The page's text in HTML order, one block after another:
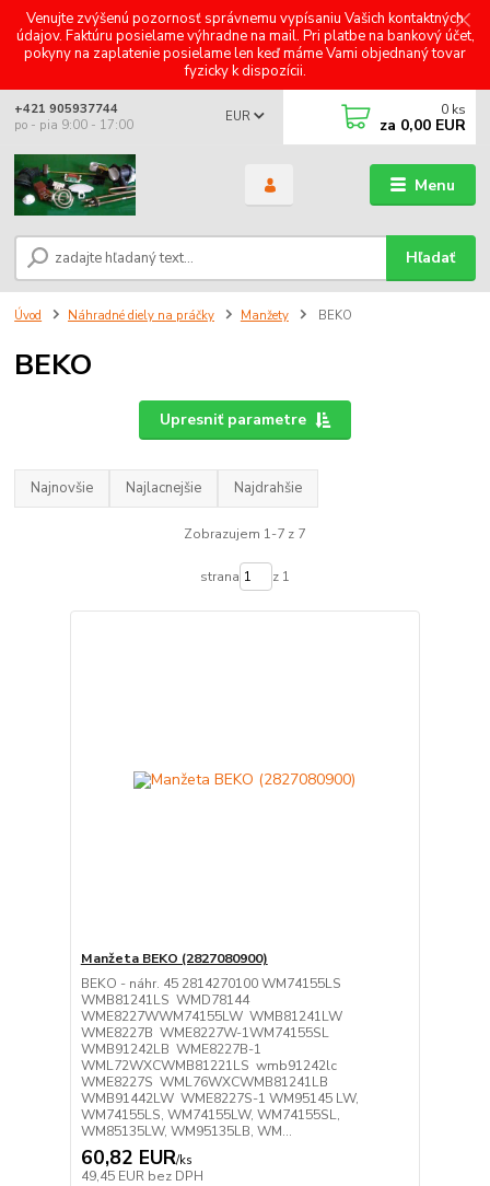
Venujte zvýšenú pozornosť správnemu vypísaniu Vašich kontaktných
údajov. Faktúru posielame výhradne na mail. Pri platbe na bankový účet,
pokyny na zaplatenie posielame len keď máme Vami objednaný tovar
fyzicky k dispozícii.
Menu
EUR
Hľadať
+421 905937744
po - pia 9:00 - 17:00
0 ks
za 0,00 EUR
Úvod Náhradné diely na práčky Manžety BEKO
BEKO
Upresniť parametre
Najnovšie Najlacnejšie Najdrahšie
Zobrazujem 1-7 z 7
strana z 1
Manžeta BEKO (2827080900)
BEKO - náhr. 45 2814270100 WM74155LS
WMB81241LS WMD78144
WME8227WWM74155LW WMB81241LW
WME8227B WME8227W-1WM74155SL
WMB91242LB WME8227B-1
WML72WXCWMB81221LS wmb91242lc
WME8227S WML76WXCWMB81241LB
WMB91442LW WME8227S-1 WM95145 LW,
WM74155LS, WM74155LW, WM74155SL,
WM85135LW, WM95135LB, WM...
60,82 EUR/ks
49,45 EUR bez DPH